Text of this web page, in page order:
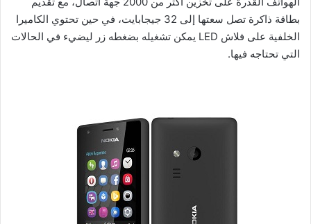
بطاقة ذاكرة تصل سعتها إلى 32 جيجابايت، في حين تحتوي الكاميرا
الخلفية على فلاش LED يمكن تشغيله بضغطه زر ليضيء في الحالات
التي تحتاجه فيها.